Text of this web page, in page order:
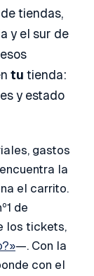
tiendas,
y el sur de
tu tienda:
y estado
gastos
la
el carrito.
de
los tickets,
—. Con la
con el